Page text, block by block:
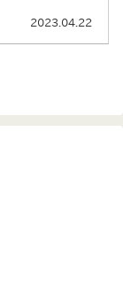
2023.04.22